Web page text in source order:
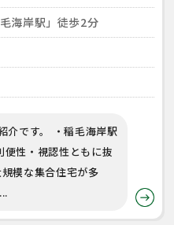
海岸駅」徒歩2分
介です。 ・稲毛海岸駅
便性・視認性ともに抜
模な集合住宅が多